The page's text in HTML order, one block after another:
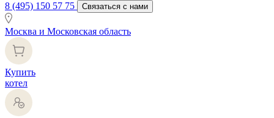
8 (495) 150 57 75 Связаться с нами
Москва и Московская область
Купить
котел